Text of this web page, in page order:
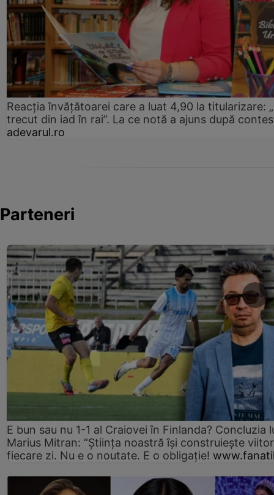
Reacția învățătoarei care a luat 4,90 la titularizare:
trecut din iad în rai”. La ce notă a ajuns după
adevarul.ro
Parteneri
E bun sau nu 1-1 al Craiovei în Finlanda? Concluzia
Marius Mitran: “Știința noastră își construiește
fiecare zi. Nu e o noutate. E o obligație!